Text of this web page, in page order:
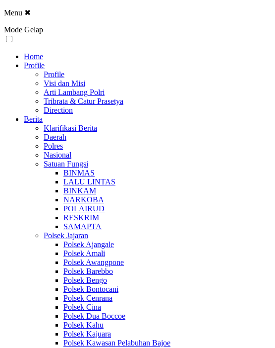
Menu ✖
Mode Gelap
Home
Profile
Profile
Visi dan Misi
Arti Lambang Polri
Tribrata & Catur Prasetya
Direction
Berita
Klarifikasi Berita
Daerah
Polres
Nasional
Satuan Fungsi
BINMAS
LALU LINTAS
BINKAM
NARKOBA
POLAIRUD
RESKRIM
SAMAPTA
Polsek Jajaran
Polsek Ajangale
Polsek Amali
Polsek Awangpone
Polsek Barebbo
Polsek Bengo
Polsek Bontocani
Polsek Cenrana
Polsek Cina
Polsek Dua Boccoe
Polsek Kahu
Polsek Kajuara
Polsek Kawasan Pelabuhan Bajoe